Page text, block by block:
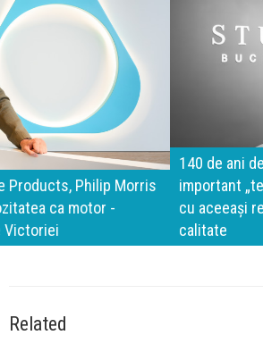
140 de ani de Mercedes-Benz.
important „test al timpului” este să
cu aceeași responsabilitate față de
calitate
Related